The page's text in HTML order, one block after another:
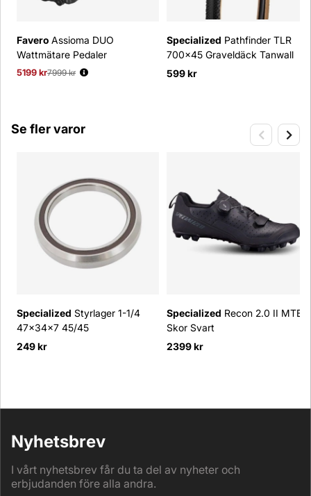
Favero Assioma DUO
Wattmätare Pedaler
5199 kr
Ordinarie pris:
7999 kr
Specialized Pathfinder TLR
700x45 Graveldäck Tanwall
599 kr
Se fler varor
Specialized Styrlager 1-1/4
47x34x7 45/45
249 kr
Specialized Recon 2.0 II MTB
Skor Svart
2399 kr
Nyhetsbrev
I vårt nyhetsbrev får du ta del av nyheter och
erbjudanden före alla andra.